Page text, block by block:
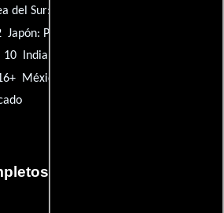
del Sur: 15
Japón: PG12
10 India: 16
México: 12+
de la serie S.W.A.T.